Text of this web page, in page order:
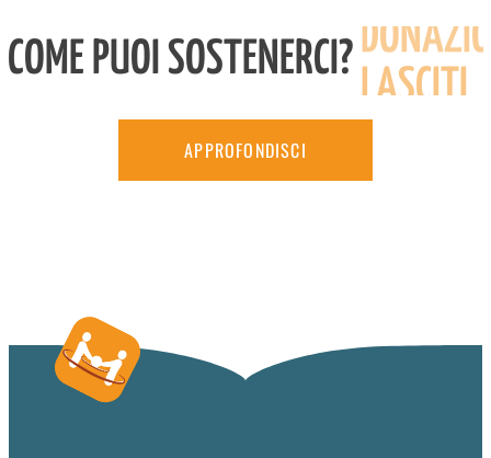
PUOI SOSTENERCI?
APPROFONDISCI